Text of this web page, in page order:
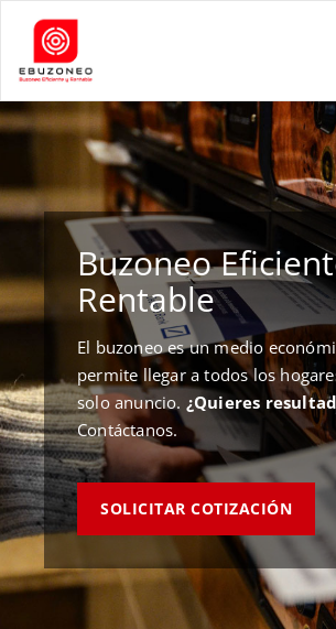
Buzoneo
Rentable
El buzoneo es un medio
permite llegar a todos los
solo anuncio. ¿Quieres
Contáctanos.
SOLICITAR COTIZACIÓN